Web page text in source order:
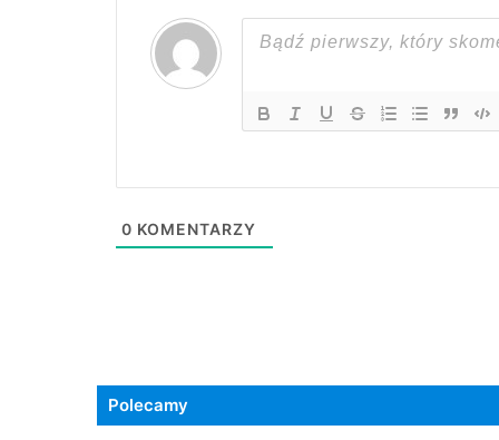
0 KOMENTARZY
Polecamy